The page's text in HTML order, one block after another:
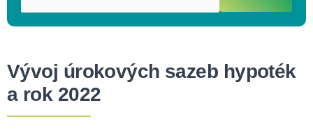
Vývoj úrokových sazeb hypoték
a rok 2022